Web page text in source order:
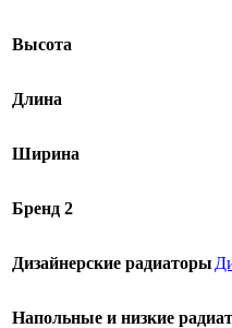
Высота
Длина
Ширина
Бренд 2
Дизайнерские радиаторы
Напольные и низкие